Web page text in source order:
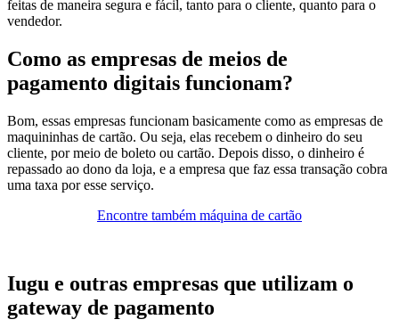
feitas de maneira segura e fácil, tanto para o cliente, quanto para o
vendedor.
Como as empresas de meios de
pagamento digitais funcionam?
Bom, essas empresas funcionam basicamente como as empresas de
maquininhas de cartão. Ou seja, elas recebem o dinheiro do seu
cliente, por meio de boleto ou cartão. Depois disso, o dinheiro é
repassado ao dono da loja, e a empresa que faz essa transação cobra
uma taxa por esse serviço.
Encontre também máquina de cartão
Iugu e outras empresas que utilizam o
gateway de pagamento